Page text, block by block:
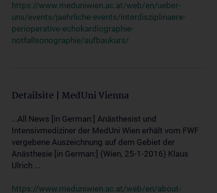
https://www.meduniwien.ac.at/web/en/ueber-
uns/events/jaehrliche-events/interdisziplinaere-
perioperative-echokardiographie-
notfallsonographie/aufbaukurs/
Detailsite | MedUni Vienna
...All News [in German:] Anästhesist und
Intensivmediziner der MedUni Wien erhält vom FWF
vergebene Auszeichnung auf dem Gebiet der
Anästhesie [in German:] (Wien, 25-1-2016) Klaus
Ulrich ...
https://www.meduniwien.ac.at/web/en/about-